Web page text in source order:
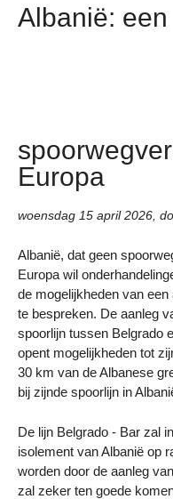
Albanië: een
Europa
woensdag 15 april 2026,
Albanië, dat geen
Europa wil
de mogelijkheden van
te bespreken. De aanleg
spoorlijn tussen Belgrado
opent mogelijkheden tot
30 km van de Albanese
bij zijnde spoorlijn in
De lijn Belgrado - Bar zal
isolement van Albanië op
worden door de aanleg
zal zeker ten goede